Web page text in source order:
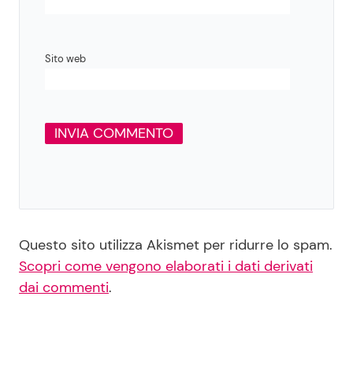
Sito web
Questo sito utilizza Akismet per ridurre lo spam.
Scopri come vengono elaborati i dati derivati
dai commenti.